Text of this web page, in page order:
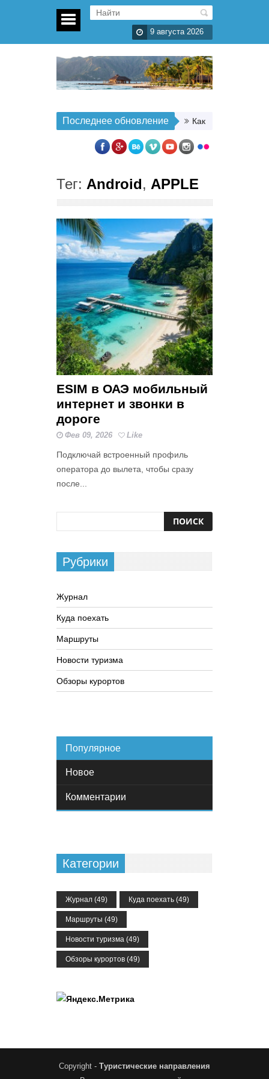
9 августа 2026
Последнее обновление Как организовать
Тег: Android, APPLE
ESIM в ОАЭ мобильный
интернет и звонки в
дороге
Фев 09, 2026 Like
Подключай встроенный профиль
оператора до вылета, чтобы сразу
после...
Рубрики
Журнал
Куда поехать
Маршруты
Новости туризма
Обзоры курортов
Популярное
Новое
Комментарии
Категории
Журнал (49) Куда поехать (49)
Маршруты (49)
Новости туризма (49)
Обзоры курортов (49)
Copyright - Туристические направления